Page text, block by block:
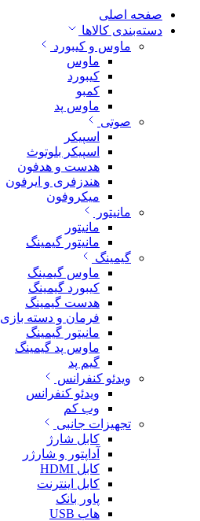
صفحه اصلی
دسته‌بندی کالاها
ماوس و کیبورد
ماوس
کیبورد
کمبو
ماوس پد
صوتی
اسپیکر
اسپیکر بلوتوث
هدست و هدفون
هندزفری و ایرفون
میکروفون
مانیتور
مانیتور
مانیتور گیمینگ
گیمینگ
ماوس گیمینگ
کیبورد گیمینگ
هدست گیمینگ
فرمان و دسته بازی
مانیتور گیمینگ
ماوس پد گیمینگ
گیم پد
ویدئو کنفرانس
ویدئو کنفرانس
وب کم
تجهیزات جانبی
کابل شارژ
آداپتور و شارژر
کابل HDMI
کابل اینترنت
پاور بانک
هاب USB